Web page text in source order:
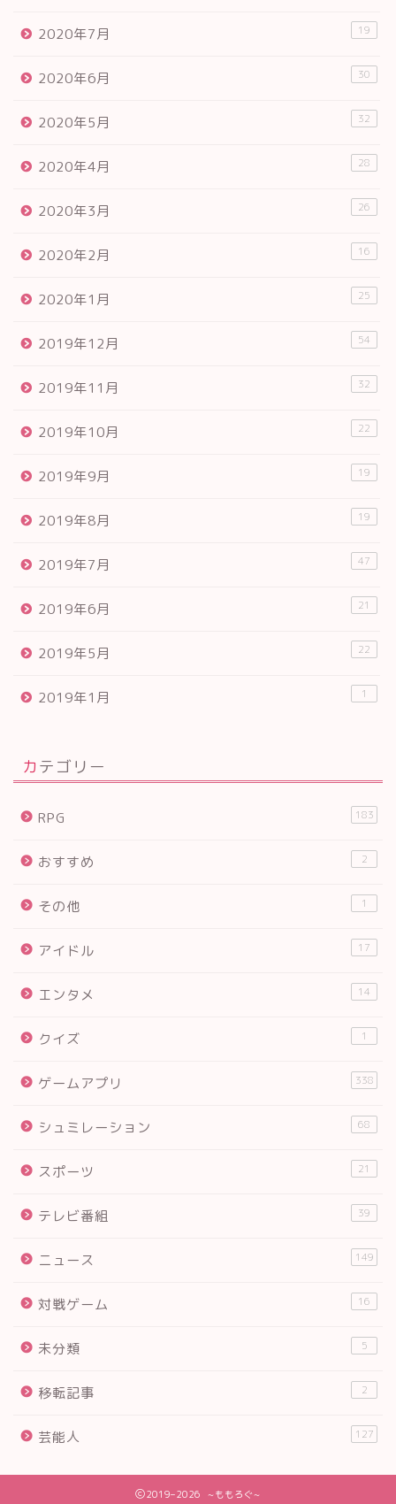
2020年7月 19
2020年6月 30
2020年5月 32
2020年4月 28
2020年3月 26
2020年2月 16
2020年1月 25
2019年12月 54
2019年11月 32
2019年10月 22
2019年9月 19
2019年8月 19
2019年7月 47
2019年6月 21
2019年5月 22
2019年1月 1
カテゴリー
RPG 183
おすすめ 2
その他 1
アイドル 17
エンタメ 14
クイズ 1
ゲームアプリ 338
シュミレーション 68
スポーツ 21
テレビ番組 39
ニュース 149
対戦ゲーム 16
未分類 5
移転記事 2
芸能人 127
2019–2026 ~ももろぐ~